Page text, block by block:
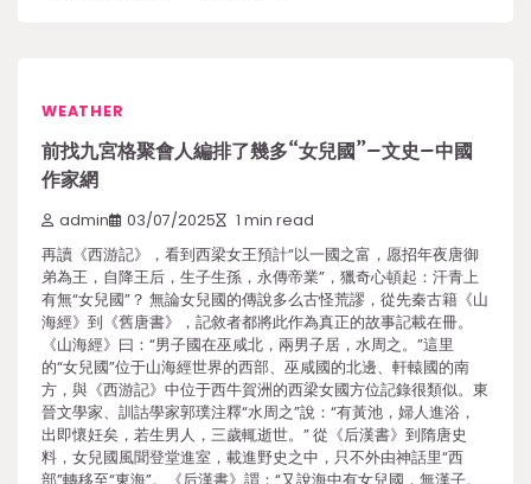
WEATHER
前找九宮格聚會人編排了幾多“女兒國”–文史–中國
作家網
admin 03/07/2025 1 min read
再讀《西游記》，看到西梁女王預計“以一國之富，愿招年夜唐御
弟為王，自降王后，生子生孫，永傳帝業”，獵奇心頓起：汗青上
有無“女兒國”？ 無論女兒國的傳說多么古怪荒謬，從先秦古籍《山
海經》到《舊唐書》，記敘者都將此作為真正的故事記載在冊。
《山海經》曰：“男子國在巫咸北，兩男子居，水周之。”這里
的“女兒國”位于山海經世界的西部、巫咸國的北邊、軒轅國的南
方，與《西游記》中位于西牛賀洲的西梁女國方位記錄很類似。東
晉文學家、訓詁學家郭璞注釋“水周之”說：“有黃池，婦人進浴，
出即懷妊矣，若生男人，三歲輒逝世。” 從《后漢書》到隋唐史
料，女兒國風聞登堂進室，載進野史之中，只不外由神話里“西